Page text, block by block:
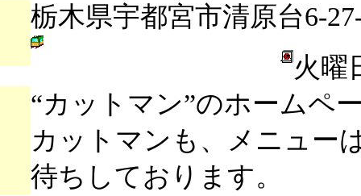
栃木県宇都宮市清原台6-
火曜
“カットマン”のホームペ
カットマンも、メニュー
待ちしております。